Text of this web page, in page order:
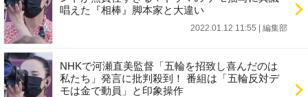
唱えた『相棒』脚本家と大違い
2022.01.12 11:55 編集部
NHKで河瀬直美監督「五輪を招致し喜んだのは
私たち」発言に批判殺到！ 番組は「五輪反対デ
モは金で動員」と印象操作